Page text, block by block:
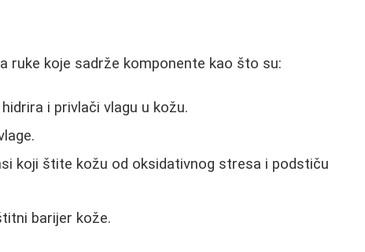
ruke koje sadrže komponente kao što su:
i privlači vlagu u kožu.
koji štite kožu od oksidativnog stresa i podstiču
barijer kože.